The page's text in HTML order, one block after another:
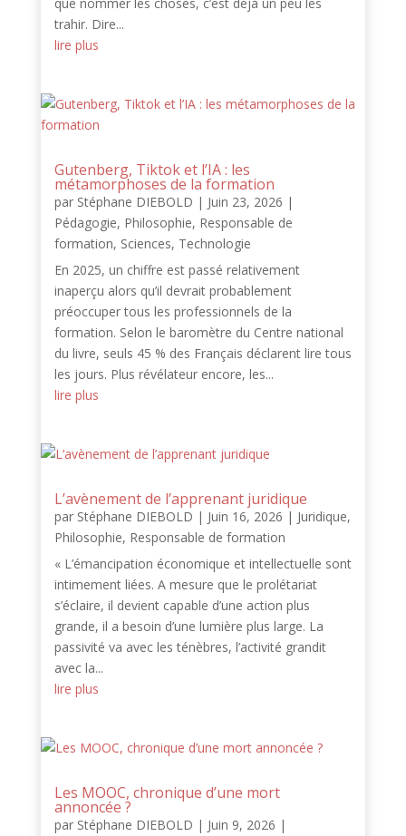
trahir. Dire...
lire plus
Gutenberg, Tiktok et l’IA : les
métamorphoses de la formation
par Stéphane DIEBOLD | Juin 23, 2026 |
Pédagogie, Philosophie, Responsable de
formation, Sciences, Technologie
En 2025, un chiffre est passé relativement
inaperçu alors qu’il devrait probablement
préoccuper tous les professionnels de la
formation. Selon le baromètre du Centre national
du livre, seuls 45 % des Français déclarent lire tous
les jours. Plus révélateur encore, les...
lire plus
L’avènement de l’apprenant juridique
par Stéphane DIEBOLD | Juin 16, 2026 | Juridique,
Philosophie, Responsable de formation
« L’émancipation économique et intellectuelle sont
intimement liées. A mesure que le prolétariat
s’éclaire, il devient capable d’une action plus
grande, il a besoin d’une lumière plus large. La
passivité va avec les ténèbres, l’activité grandit
avec la...
lire plus
Les MOOC, chronique d’une mort
annoncée ?
par Stéphane DIEBOLD | Juin 9, 2026 |